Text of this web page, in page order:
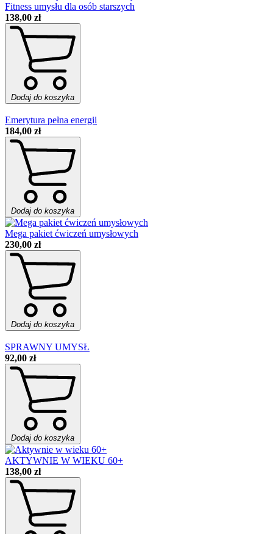
Fitness umysłu dla osób starszych
138,00 zł
Dodaj do koszyka
Emerytura pełna energii
184,00 zł
Dodaj do koszyka
Mega pakiet ćwiczeń umysłowych
230,00 zł
Dodaj do koszyka
SPRAWNY UMYSŁ
92,00 zł
Dodaj do koszyka
AKTYWNIE W WIEKU 60+
138,00 zł